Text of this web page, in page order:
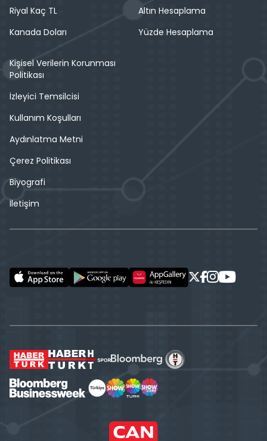
Riyal Kaç TL
Kanada Doları
Altın Hesaplama
Yüzde Hesaplama
Kişisel Verilerin Korunması
Politikası
İzleyici Temsilcisi
Kullanım Koşulları
Aydınlatma Metni
Çerez Politikası
Biyografi
İletişim